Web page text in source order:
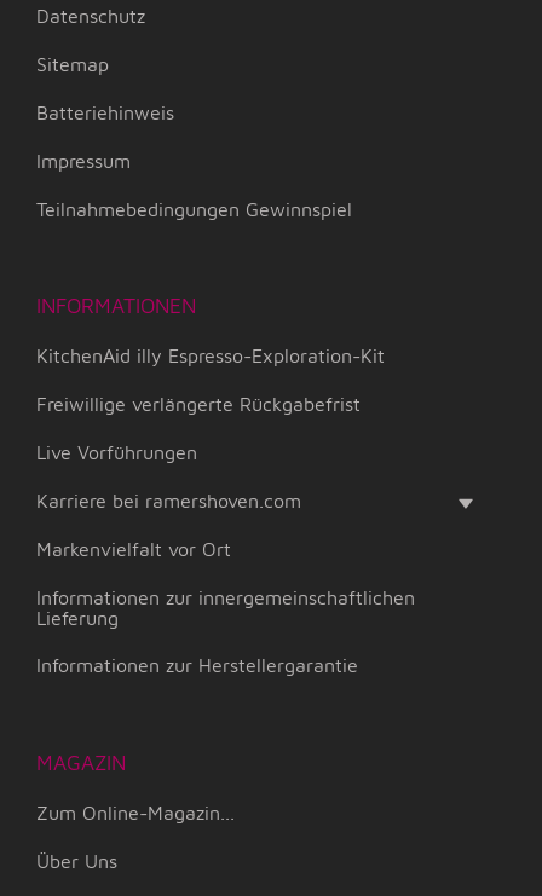
Datenschutz
Sitemap
Batteriehinweis
Impressum
Teilnahmebedingungen Gewinnspiel
INFORMATIONEN
KitchenAid illy Espresso-Exploration-Kit
Freiwillige verlängerte Rückgabefrist
Live Vorführungen
Karriere bei ramershoven.com
Markenvielfalt vor Ort
Informationen zur innergemeinschaftlichen
Lieferung
Informationen zur Herstellergarantie
MAGAZIN
Zum Online-Magazin...
Über Uns